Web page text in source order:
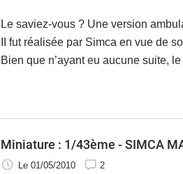
Le saviez-vous ? Une version
II fut réalisée par Simca en vue de
Bien que n’ayant eu aucune suite,
Miniature : 1/43ème - SIMCA
Le 01/05/2010 2